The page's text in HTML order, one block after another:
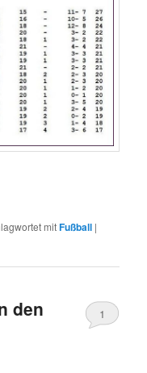
mitFußball |
den
1